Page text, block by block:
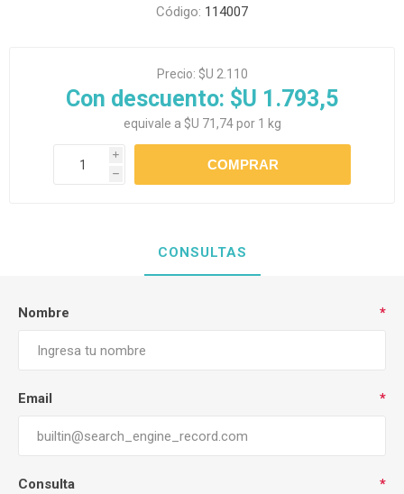
Código: 114007
Precio: $U 2.110
Con descuento: $U 1.793,5
equivale a $U 71,74 por 1 kg
i
h
CONSULTAS
Nombre *
Email *
Consulta *